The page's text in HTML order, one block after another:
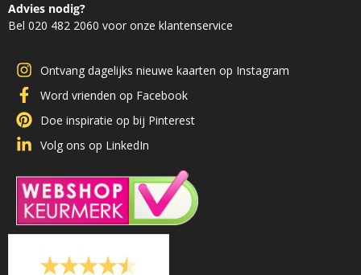
Advies nodig?
Bel 020 482 2060 voor onze klantenservice
Ontvang dagelijks nieuwe kaarten op Instagram
Word vrienden op Facebook
Doe inspiratie op bij Pinterest
Volg ons op LinkedIn